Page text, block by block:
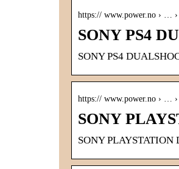
https:// www.power.no › …
SONY PS4
SONY PS4
https:// www.power.no › …
SONY
SONY